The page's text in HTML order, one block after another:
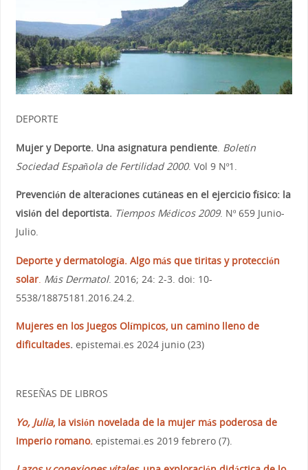
DEPORTE
Mujer y Deporte. Una asignatura pendiente. Boletín
Sociedad Española de Fertilidad 2000. Vol 9 Nº1.
Prevención de alteraciones cutáneas en el ejercicio físico: la
visión del deportista. Tiempos Médicos 2009. Nº 659 Junio-
Julio.
Deporte y dermatología. Algo más que tiritas y protección
solar. Más Dermatol. 2016; 24: 2-3. doi: 10-
5538/18875181.2016.24.2.
Mujeres en los Juegos Olímpicos, un camino lleno de
dificultades. epistemai.es 2024 junio (23)
RESEÑAS DE LIBROS
Yo, Julia, la visión novelada de la mujer más poderosa de
Imperio romano.epistemai.es 2019 febrero (7).